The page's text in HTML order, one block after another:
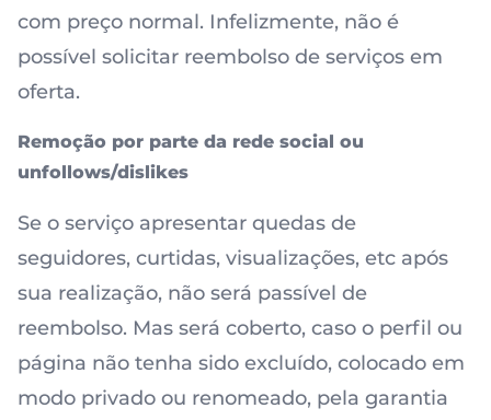
com preço normal. Infelizmente, não é
possível solicitar reembolso de serviços em
oferta.
Remoção por parte da rede social ou
unfollows/dislikes
Se o serviço apresentar quedas de
seguidores, curtidas, visualizações, etc após
sua realização, não será passível de
reembolso. Mas será coberto, caso o perfil ou
página não tenha sido excluído, colocado em
modo privado ou renomeado, pela garantia